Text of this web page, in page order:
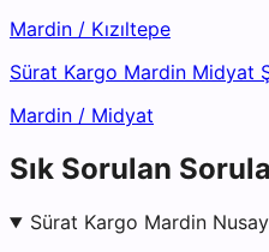
Mardin / Kızıltepe
Sürat Kargo Mardin Midyat
Mardin / Midyat
Sık Sorulan
Sürat Kargo Mardin